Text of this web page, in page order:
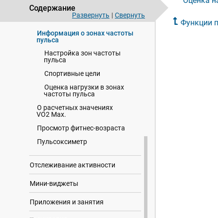
Содержание
Развернуть | Свернуть
Функции пульсометра
Частота пульса на запястье
Информация о зонах частоты
пульса
Настройка зон частоты
пульса
Спортивные цели
Оценка нагрузки в зонах
частоты пульса
О расчетных значениях
VO2 Max.
Просмотр фитнес-возраста
Пульсоксиметр
Отслеживание активности
Мини-виджеты
Приложения и занятия
Функции